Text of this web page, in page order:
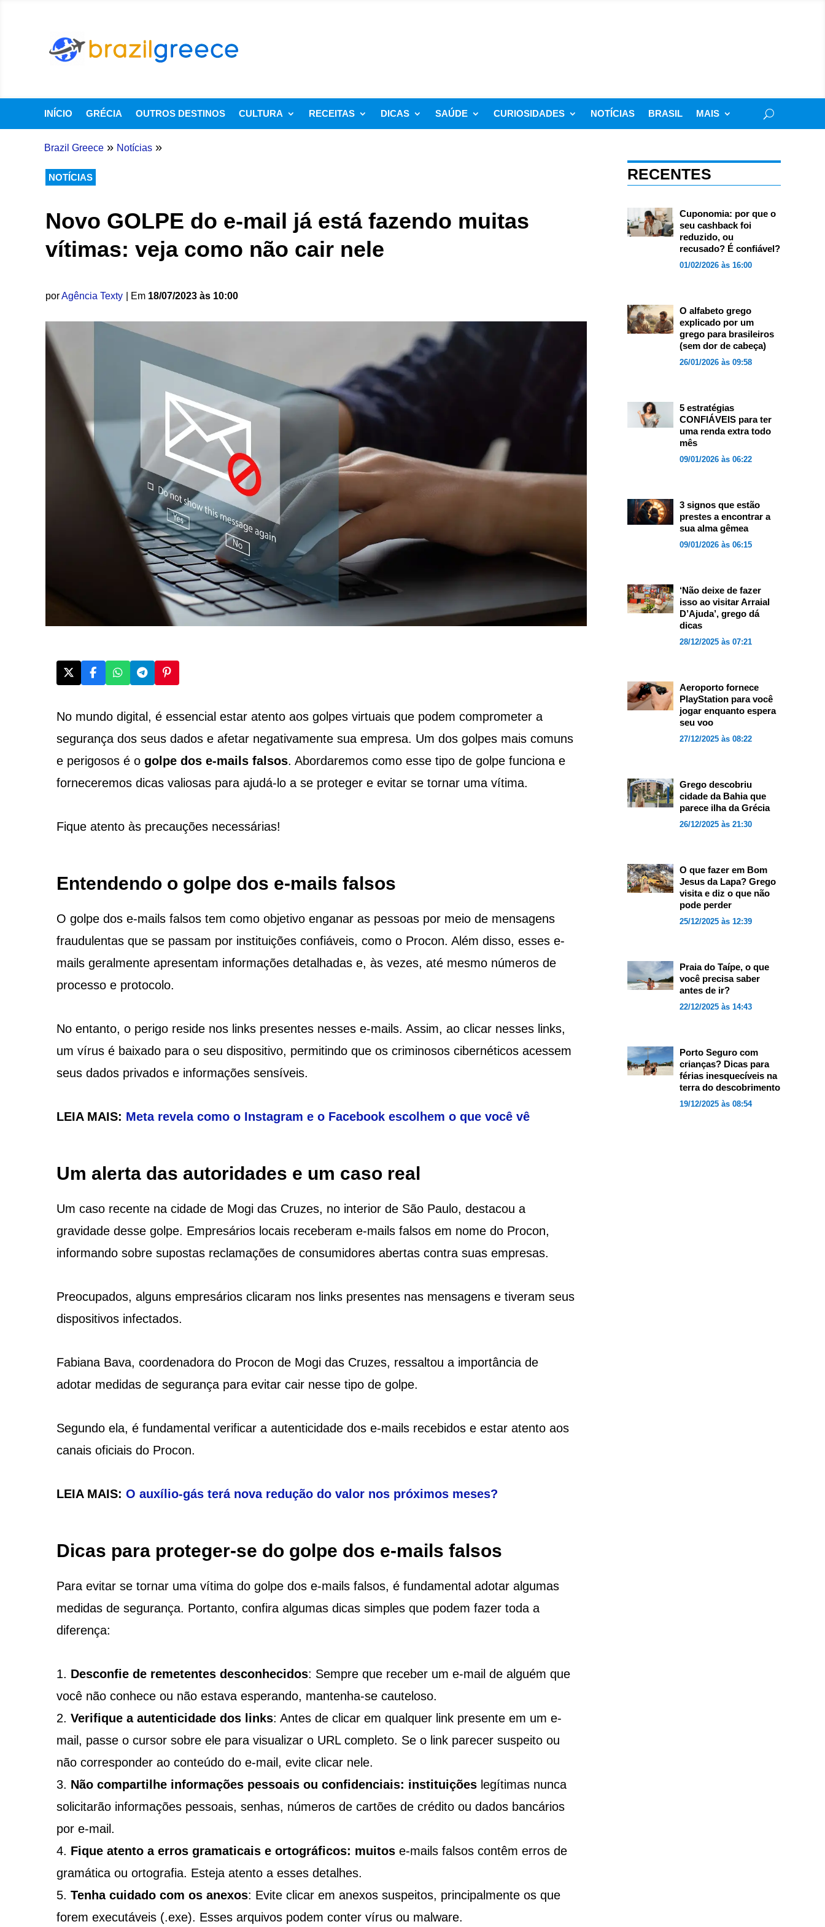
INÍCIO GRÉCIA OUTROS DESTINOS CULTURA RECEITAS DICAS SAÚDE CURIOSIDADES NOTÍCIAS BRASIL MAIS
Brazil Greece » Notícias »
NOTÍCIAS
Novo GOLPE do e-mail já está fazendo muitas
vítimas: veja como não cair nele
porAgência Texty | Em 18/07/2023 às 10:00
No mundo digital, é essencial estar atento aos golpes virtuais que podem comprometer a
segurança dos seus dados e afetar negativamente sua empresa. Um dos golpes mais comuns
e perigosos é o golpe dos e-mails falsos. Abordaremos como esse tipo de golpe funciona e
forneceremos dicas valiosas para ajudá-lo a se proteger e evitar se tornar uma vítima.
Fique atento às precauções necessárias!
Entendendo o golpe dos e-mails falsos
O golpe dos e-mails falsos tem como objetivo enganar as pessoas por meio de mensagens
fraudulentas que se passam por instituições confiáveis, como o Procon. Além disso, esses e-
mails geralmente apresentam informações detalhadas e, às vezes, até mesmo números de
processo e protocolo.
No entanto, o perigo reside nos links presentes nesses e-mails. Assim, ao clicar nesses links,
um vírus é baixado para o seu dispositivo, permitindo que os criminosos cibernéticos acessem
seus dados privados e informações sensíveis.
LEIA MAIS: Meta revela como o Instagram e o Facebook escolhem o que você vê
Um alerta das autoridades e um caso real
Um caso recente na cidade de Mogi das Cruzes, no interior de São Paulo, destacou a
gravidade desse golpe. Empresários locais receberam e-mails falsos em nome do Procon,
informando sobre supostas reclamações de consumidores abertas contra suas empresas.
Preocupados, alguns empresários clicaram nos links presentes nas mensagens e tiveram seus
dispositivos infectados.
Fabiana Bava, coordenadora do Procon de Mogi das Cruzes, ressaltou a importância de
adotar medidas de segurança para evitar cair nesse tipo de golpe.
Segundo ela, é fundamental verificar a autenticidade dos e-mails recebidos e estar atento aos
canais oficiais do Procon.
LEIA MAIS: O auxílio-gás terá nova redução do valor nos próximos meses?
Dicas para proteger-se do golpe dos e-mails falsos
Para evitar se tornar uma vítima do golpe dos e-mails falsos, é fundamental adotar algumas
medidas de segurança. Portanto, confira algumas dicas simples que podem fazer toda a
diferença:
Desconfie de remetentes desconhecidos: Sempre que receber um e-mail de alguém que
você não conhece ou não estava esperando, mantenha-se cauteloso.
Verifique a autenticidade dos links: Antes de clicar em qualquer link presente em um e-
mail, passe o cursor sobre ele para visualizar o URL completo. Se o link parecer suspeito ou
não corresponder ao conteúdo do e-mail, evite clicar nele.
Não compartilhe informações pessoais ou confidenciais: instituiçõeslegítimas nunca
solicitarão informações pessoais, senhas, números de cartões de crédito ou dados bancários
por e-mail.
Fique atento a erros gramaticais e ortográficos: muitose-mails falsos contêm erros de
gramática ou ortografia. Esteja atento a esses detalhes.
Tenha cuidado com os anexos: Evite clicar em anexos suspeitos, principalmente os que
forem executáveis (.exe). Esses arquivos podem conter vírus ou malware.
RECENTES
Cuponomia: por que o
seu cashback foi
reduzido, ou
recusado? É confiável?
01/02/2026 às 16:00
O alfabeto grego
explicado por um
grego para brasileiros
(sem dor de cabeça)
26/01/2026 às 09:58
5 estratégias
CONFIÁVEIS para ter
uma renda extra todo
mês
09/01/2026 às 06:22
3 signos que estão
prestes a encontrar a
sua alma gêmea
09/01/2026 às 06:15
‘Não deixe de fazer
isso ao visitar Arraial
D’Ajuda’, grego dá
dicas
28/12/2025 às 07:21
Aeroporto fornece
PlayStation para você
jogar enquanto espera
seu voo
27/12/2025 às 08:22
Grego descobriu
cidade da Bahia que
parece ilha da Grécia
26/12/2025 às 21:30
O que fazer em Bom
Jesus da Lapa? Grego
visita e diz o que não
pode perder
25/12/2025 às 12:39
Praia do Taípe, o que
você precisa saber
antes de ir?
22/12/2025 às 14:43
Porto Seguro com
crianças? Dicas para
férias inesquecíveis na
terra do descobrimento
19/12/2025 às 08:54